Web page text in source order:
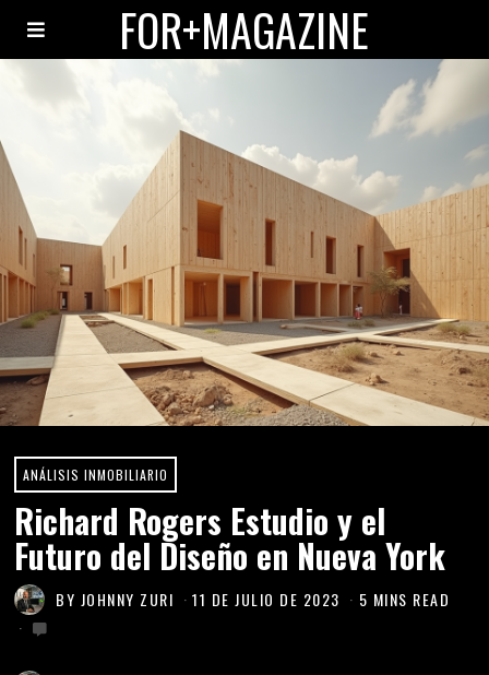
ANÁLISIS INMOBILIARIO
Richard Rogers Estudio y el
Futuro del Diseño en Nueva York
BY JOHNNY ZURI 11 DE JULIO DE 2023 5 MINS READ
FOR+MAGAZINE